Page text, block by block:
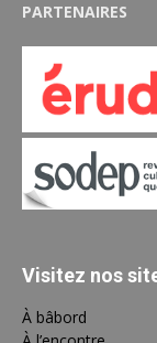
PARTENAIRES
Visitez nos
À bâbord